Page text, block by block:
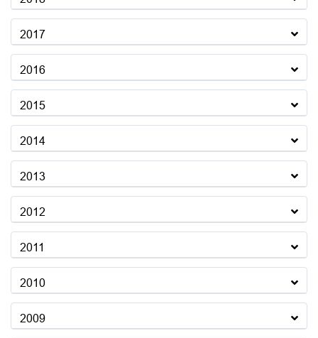
2017
2016
2015
2014
2013
2012
2011
2010
2009